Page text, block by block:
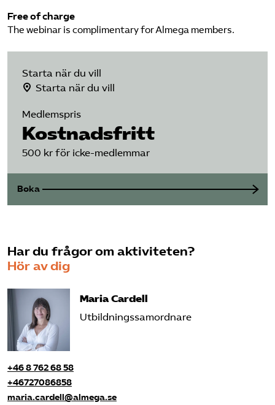
Free of charge
The webinar is complimentary for Almega members.
Starta när du vill
Starta när du vill
Medlemspris
Kostnadsfritt
500 kr för icke-medlemmar
Boka
Har du frågor om aktiviteten?
Hör av dig
Maria Cardell
Utbildningssamordnare
+46 8 762 68 58
+46727086858
maria.cardell@almega.se